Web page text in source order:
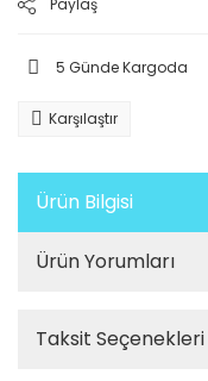
Paylaş
5 Günde Kargoda
Karşılaştır
Ürün Bilgisi
Ürün Yorumları
Taksit Seçenekleri